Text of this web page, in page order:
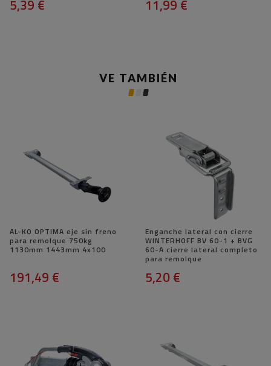
5,39 € 11,99 €
VE TAMBIÉN
AL-KO OPTIMA eje sin freno
para remolque 750kg
1130mm 1443mm 4x100
191,49 €
Enganche lateral con cierre
WINTERHOFF BV 60-1 + BVG
60-A cierre lateral completo
para remolque
5,20 €